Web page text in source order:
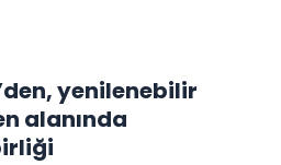
yenilenebilir
alanında